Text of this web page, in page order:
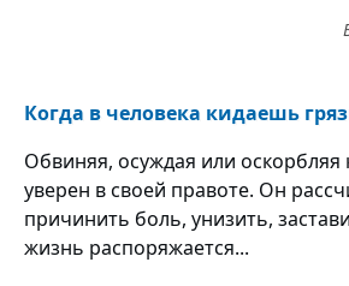
Когда в человека кидаешь
Обвиняя, осуждая или оскорбляя
уверен в своей правоте. Он
причинить боль, унизить,
жизнь распоряжается...